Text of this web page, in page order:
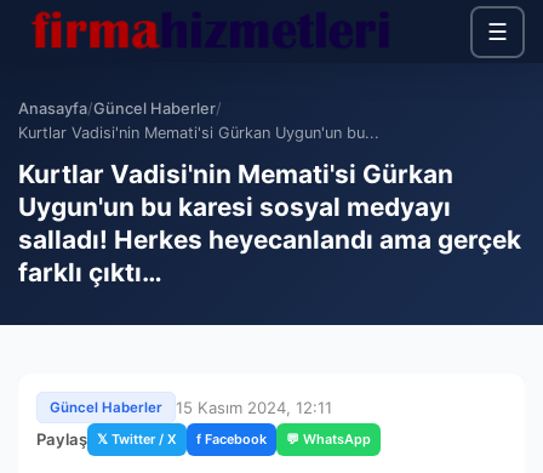
☰
Anasayfa/Güncel Haberler/
Kurtlar Vadisi'nin Memati'si Gürkan Uygun'un bu...
Kurtlar Vadisi'nin Memati'si Gürkan
Uygun'un bu karesi sosyal medyayı
salladı! Herkes heyecanlandı ama gerçek
farklı çıktı…
Güncel Haberler
15 Kasım 2024, 12:11
Paylaş 𝕏 Twitter / X f Facebook 💬 WhatsApp